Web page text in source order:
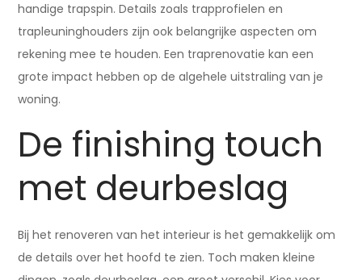
handige trapspin. Details zoals trapprofielen en
trapleuninghouders zijn ook belangrijke aspecten om
rekening mee te houden. Een traprenovatie kan een
grote impact hebben op de algehele uitstraling van je
woning.
De finishing touch
met deurbeslag
Bij het renoveren van het interieur is het gemakkelijk om
de details over het hoofd te zien. Toch maken kleine